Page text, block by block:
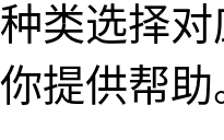
类选择
提供帮